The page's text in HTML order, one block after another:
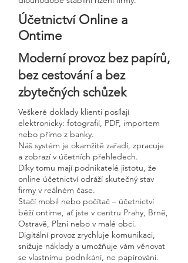
Účetnictví Online a
Ontime
Moderní provoz bez papírů,
bez cestování a bez
zbytečných schůzek
Veškeré doklady klienti posílají
elektronicky: fotografií, PDF, importem
nebo přímo z banky.
Náš systém je okamžitě zařadí, zpracuje
a zobrazí v účetních přehledech.
Díky tomu mají podnikatelé jistotu, že
online účetnictví odráží skutečný stav
firmy v reálném čase.
Stačí mobil nebo počítač – účetnictví
běží ontime, ať jste v centru Prahy, Brně,
Ostravě, Plzni nebo v malé obci.
Digitální provoz zrychluje komunikaci,
snižuje náklady a umožňuje vám věnovat
se vlastnímu podnikání, ne papírování.